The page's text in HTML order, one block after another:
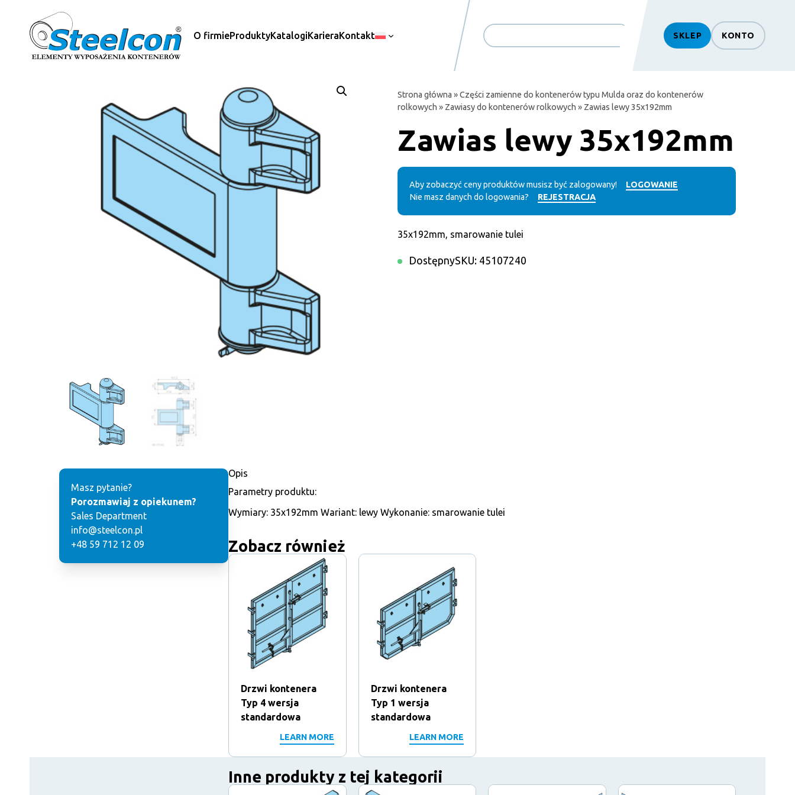
O firmieProduktyKatalogiKarieraKontakt
Search
SKLEP KONTO
Strona główna »Części zamienne do kontenerów typu Mulda oraz do kontenerów
rolkowych » Zawiasy do kontenerów rolkowych » Zawias lewy 35x192mm
Zawias lewy 35x192mm
Aby zobaczyć ceny produktów musisz być zalogowany!
LOGOWANIE
Nie masz danych do logowania?
REJESTRACJA
35x192mm, smarowanie tulei
DostępnySKU: 45107240
Masz pytanie?
Porozmawiaj z opiekunem?
Sales Department
info@steelcon.pl
+48 59 712 12 09
Opis
Parametry produktu:
Wymiary: 35x192mm Wariant: lewy Wykonanie: smarowanie tulei
Zobacz również
Drzwi kontenera
Typ 4 wersja
standardowa
LEARN MORE
Drzwi kontenera
Typ 1 wersja
standardowa
LEARN MORE
Inne produkty z tej kategorii